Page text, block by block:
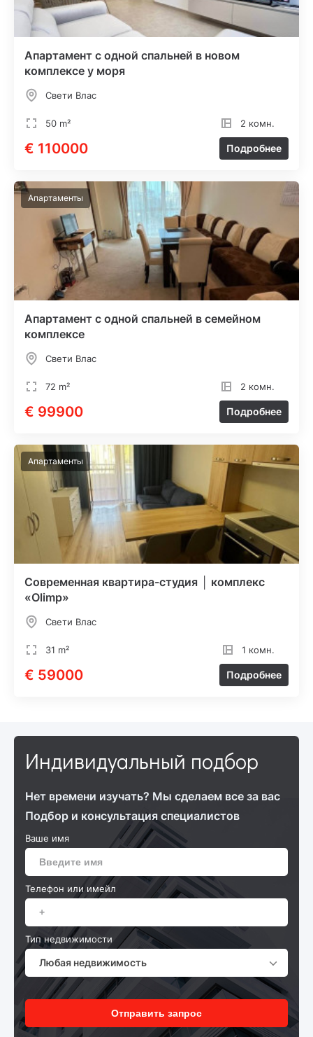
Апартамент с одной спальней в новом
комплексе у моря
Свети Влас
50 m² 2 комн.
€ 110000 Подробнее
Апартаменты
Апартамент с одной спальней в семейном
комплексе
Свети Влас
72 m² 2 комн.
€ 99900 Подробнее
Апартаменты
Современная квартира-студия │ комплекс
«Olimp»
Свети Влас
31 m² 1 комн.
€ 59000 Подробнее
Индивидуальный подбор
Нет времени изучать? Мы сделаем все за вас
Подбор и консультация специалистов
Ваше имя
Телефон или имейл
Тип недвижимости
Любая недвижимость
Отправить запрос